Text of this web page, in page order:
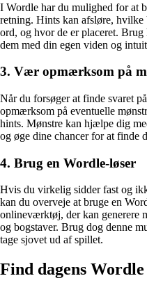
I Wordle har du mulighed for at
retning. Hints kan afsløre, hvilke
ord, og hvor de er placeret.
dem med din egen viden og
3. Vær opmærksom på
Når du forsøger at finde svaret
opmærksom på eventuelle
hints. Mønstre kan hjælpe dig
og øge dine chancer for at finde
4. Brug en Wordle-løser
Hvis du virkelig sidder fast og
kan du overveje at bruge en
onlineværktøj, der kan generere
og bogstaver. Brug dog denne
tage sjovet ud af spillet.
Find dagens